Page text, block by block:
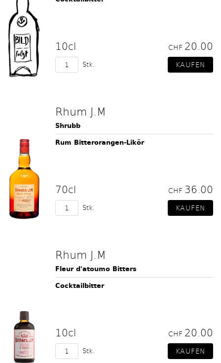
10cl CHF 20.00
Stk.
Rhum J.M
Shrubb
Rum Bitterorangen-Likör
70cl CHF 36.00
Stk.
Rhum J.M
Fleur d'atoumo Bitters
Cocktailbitter
10cl CHF 20.00
Stk.